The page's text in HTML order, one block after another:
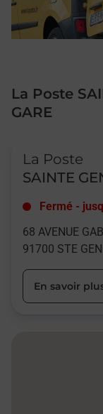
La Poste
GARE
La Poste
SAINTE
Fermé -
68 AVENUE
91700 STE
En savoir